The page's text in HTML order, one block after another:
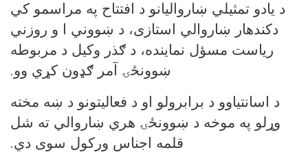
د یادو تمثیلي ښاروالیانو د افتتاح په مراسمو کي
دکندهار ښاروالي استازی، د ښووني ا و روزني
ریاست مسؤل نماینده، د ګذر وکیل د مربوطه
ښوونځۍ آمر ګډون کړي وو.
د اسانتیاوو د برابرولو او د فعالیتونو د ښه مخته
وړلو په موخه د ښوونځۍ هري ښاروالي ته شل
قلمه اجناس ورکول سوی دي.